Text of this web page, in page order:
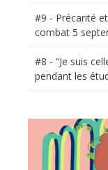
#9 - Précarité
combat 5
#8 - “Je suis
pendant les